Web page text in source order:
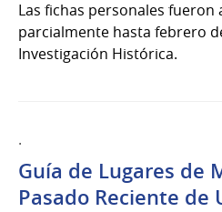
Las fichas personales fueron
parcialmente hasta febrero
Investigación Histórica.
.
Guía de Lugares de
Pasado Reciente de